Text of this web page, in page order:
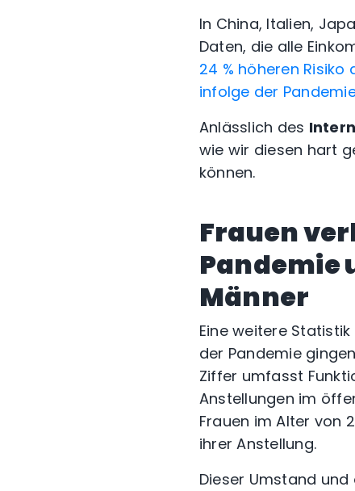
In China, Italien,
Daten, die alle
24 % höheren
infolge der
Anlässlich des
wie wir diesen hart
können.
Frauen
Männer
Eine weitere
der Pandemie
Ziffer umfasst
Anstellungen im
Frauen im Alter von
ihrer Anstellung.
Dieser Umstand